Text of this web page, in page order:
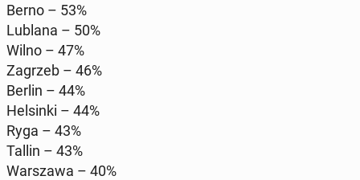
Berno – 53%
Lublana – 50%
Wilno – 47%
Zagrzeb – 46%
Berlin – 44%
Hel­sin­ki – 44%
Ryga – 43%
Tallin – 43%
War­sza­wa – 40%